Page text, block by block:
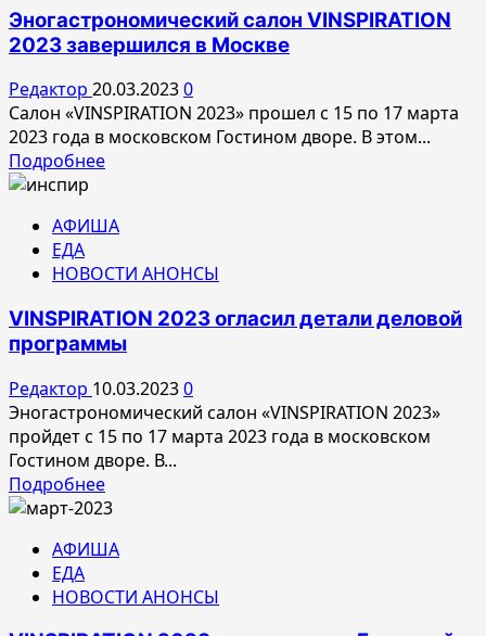
Эногастрономический салон VINSPIRATION
2023 завершился в Москве
Редактор 20.03.20230
Салон «VINSPIRATION 2023» прошел с 15 по 17 марта
2023 года в московском Гостином дворе. В этом...
ПодробнееПрочитать
<strong>Эногастрономический
VINSPIRATION
завершился
в
АФИША
ЕДА
НОВОСТИ АНОНСЫ
VINSPIRATION 2023 огласил детали деловой
программы
Редактор 10.03.20230
Эногастрономический салон «VINSPIRATION 2023»
пройдет с 15 по 17 марта 2023 года в московском
Гостином дворе. В...
ПодробнееПрочитать
больше
<strong>VINSPIRATION
огласил
АФИША
ЕДА
НОВОСТИ АНОНСЫ